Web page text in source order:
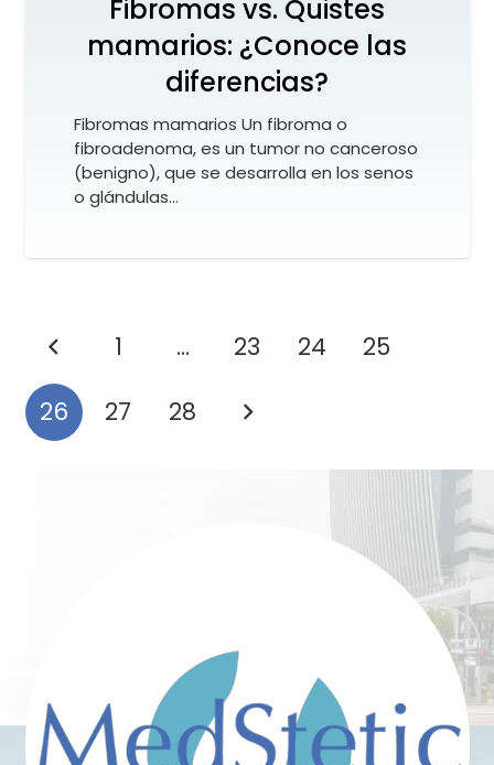
Fibromas vs. Quistes
mamarios: ¿Conoce las
diferencias?
Fibromas mamarios Un fibroma o
fibroadenoma, es un tumor no canceroso
(benigno), que se desarrolla en los senos
o glándulas…
1 … 23 24 25
26 27 28